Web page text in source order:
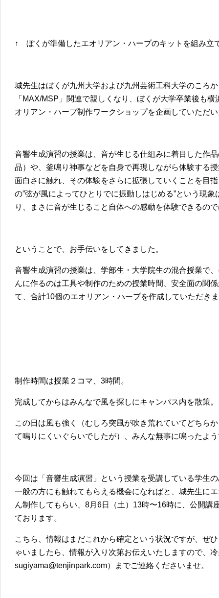
↑ ぼくが準備したエオリアン・ハープのキットを組み立
城先生はぼくが九州大学および九州芸術工科大学のころ
「MAX/MSP」関連で親しくなり、ぼくが大学卒業後も
オリアン・ハープ制作ワークショップを企画していただ
音響生成演習の授業は、音が生じる仕組みに着目した作
品）や、釜鳴り神事などを自身で再現しながら体験する
面白さに触れ、その体験をさらに拡張していくことを目
の”弦が風によってひとりでに振動しはじめる”という現
り、まさに音が生じること自体への感動を体験できるの
ということで、お手伝いをしてきました。
音響生成演習の授業は、学部生・大学院生の混合授業で
んに作るのは工具や制作のための授業時間、安全面の関
て、合計10個のエオリアン・ハープを作成していただき
制作時間は授業２コマ、3時間。
完成してからはみんなで風を探しにキャンパス内を散策。
この日は風も強く（むしろ突風が吹き荒れていてどちら
て鳴りにくいぐらいでしたが）、みんな無事に鳴ったよ
今回は「音響生成演習」という授業を受講している学生
一般の方にも触れてもらえる機会になればと、城先生に
ん制作してもらい、8月6日（土）13時〜16時に、公開講
ております。
こちら、情報はまだこれから確定という状況ですが、ぜ
ゃいましたら、情報が入り次第お伝えいたしますので、
sugiyama@tenjinpark.com）までご連絡くださいませ。